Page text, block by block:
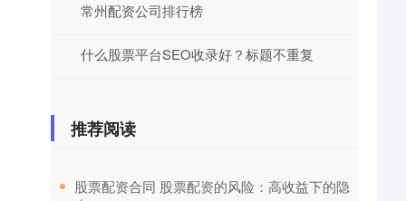
常州配资公司排行榜
什么股票平台SEO收录好？标题不重复
推荐阅读
​股票配资合同 股票配资的风险：高收益下的隐